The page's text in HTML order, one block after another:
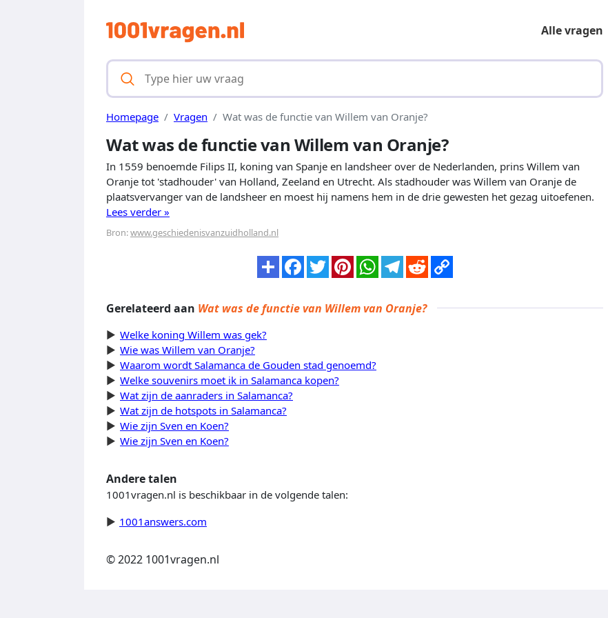
Alle vragen
Homepage Vragen Wat was de functie van Willem van Oranje?
Wat was de functie van Willem van Oranje?
In 1559 benoemde Filips II, koning van Spanje en landsheer over de Nederlanden, prins Willem van
Oranje tot 'stadhouder' van Holland, Zeeland en Utrecht. Als stadhouder was Willem van Oranje de
plaatsvervanger van de landsheer en moest hij namens hem in de drie gewesten het gezag uitoefenen.
Lees verder »
Bron:www.geschiedenisvanzuidholland.nl
Gerelateerd aan Wat was de functie van Willem van Oranje?
Welke koning Willem was gek?
Wie was Willem van Oranje?
Waarom wordt Salamanca de Gouden stad genoemd?
Welke souvenirs moet ik in Salamanca kopen?
Wat zijn de aanraders in Salamanca?
Wat zijn de hotspots in Salamanca?
Wie zijn Sven en Koen?
Wie zijn Sven en Koen?
Andere talen
1001vragen.nl is beschikbaar in de volgende talen:
1001answers.com
© 2022 1001vragen.nl